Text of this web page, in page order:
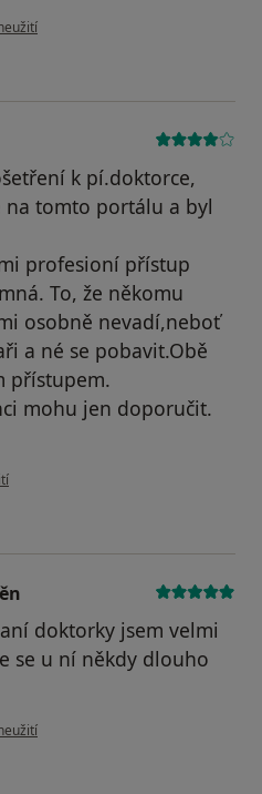
uživatele Váš účet byl odstraněn
k pí.doktorce,
na tomto portálu a byl
profesioní přístup
To, že někomu
osobně nevadí,neboť
a né se pobavit.Obě
přístupem.
mohu jen doporučit.
Pacient
doktorky jsem velmi
se u ní někdy dlouho
uživatele Váš účet byl odstraněn